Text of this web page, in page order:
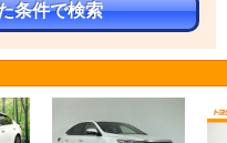
条件で検索